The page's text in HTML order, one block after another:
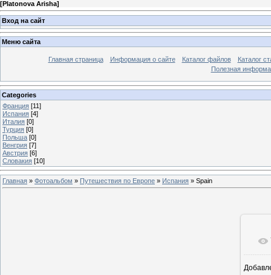
[Platonova Arisha]
Вход на сайт
Меню сайта
Главная страница Информация о сайте Каталог файлов
Каталог
Полезная
Categories
Франция [11]
Испания [4]
Италия [0]
Турция [0]
Польша [0]
Венгрия [7]
Австрия [6]
Словакия [10]
Главная » Фотоальбом » Путешествия по Европе » Испания » Spain